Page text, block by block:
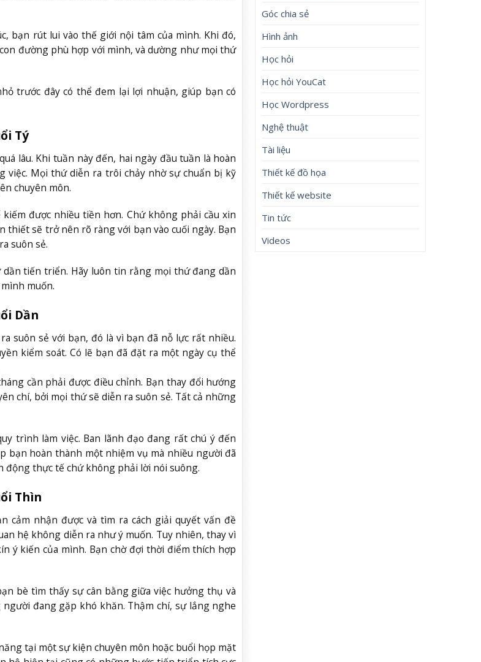
bạn rút lui vào thế giới nội tâm của mình. Khi đó,
đường phù hợp với mình, và dường như mọi thứ
trước đây có thể đem lại lợi nhuận, giúp bạn có
Tý
lâu. Khi tuần này đến, hai ngày đầu tuần là hoàn
việc. Mọi thứ diễn ra trôi chảy nhờ sự chuẩn bị kỹ
chuyên môn.
được nhiều tiền hơn. Chứ không phải cầu xin
thiết sẽ trở nên rõ ràng với bạn vào cuối ngày. Bạn
suôn sẻ.
tiến triển. Hãy luôn tin rằng mọi thứ đang dần
muốn.
Dần
suôn sẻ với bạn, đó là vì bạn đã nỗ lực rất nhiều.
kiểm soát. Có lẽ bạn đã đặt ra một ngày cụ thể
cần phải được điều chỉnh. Bạn thay đổi hướng
chí, bởi mọi thứ sẽ diễn ra suôn sẻ. Tất cả những
trình làm việc. Ban lãnh đạo đang rất chú ý đến
hoàn thành một nhiệm vụ mà nhiều người đã
động thực tế chứ không phải lời nói suông.
Thìn
cảm nhận được và tìm ra cách giải quyết vấn đề
hệ không diễn ra như ý muốn. Tuy nhiên, thay vì
ý kiến của mình. Bạn chờ đợi thời điểm thích hợp
bè tìm thấy sự cân bằng giữa việc hưởng thụ và
đang gặp khó khăn. Thậm chí, sự lắng nghe
tại một sự kiện chuyên môn hoặc buổi họp mặt
Góc chia sẻ
Hình ảnh
Học hỏi
Học hỏi YouCat
Học Wordpress
Nghệ thuật
Tài liệu
Thiết kế đồ họa
Thiết kế website
Tin tức
Videos